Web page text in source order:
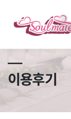
이용후기
쏠메이트×토모토모